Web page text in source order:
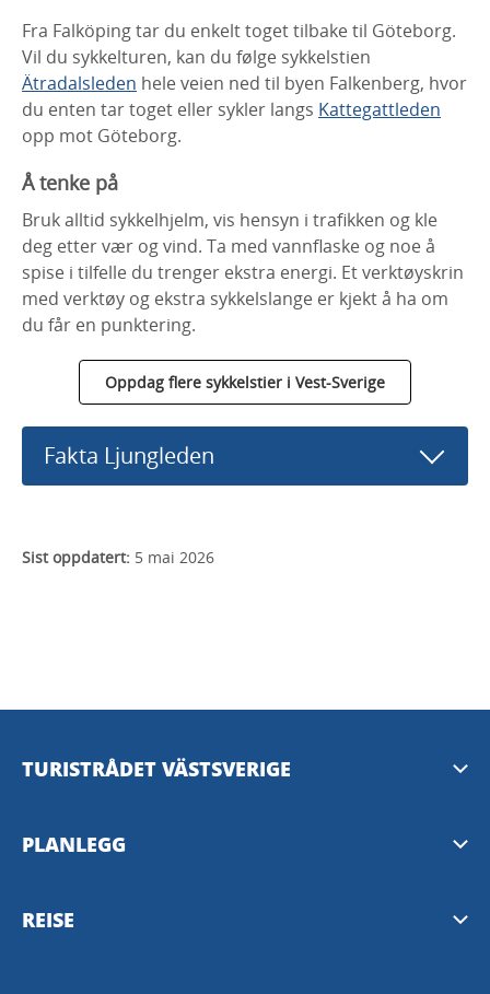
Fra Falköping tar du enkelt toget tilbake til Göteborg.
Vil du sykkelturen, kan du følge sykkelstien
Ätradalsleden hele veien ned til byen Falkenberg, hvor
du enten tar toget eller sykler langs Kattegattleden
opp mot Göteborg.
Å tenke på
Bruk alltid sykkelhjelm, vis hensyn i trafikken og kle
deg etter vær og vind. Ta med vannflaske og noe å
spise i tilfelle du trenger ekstra energi. Et verktøyskrin
med verktøy og ekstra sykkelslange er kjekt å ha om
du får en punktering.
Oppdag flere sykkelstier i Vest-Sverige
Fakta Ljungleden
Sist oppdatert: 5 mai 2026
TURISTRÅDET VÄSTSVERIGE
Mediabank
PLANLEGG
Nyhetsbrev fra Vest-Sverige
REISE